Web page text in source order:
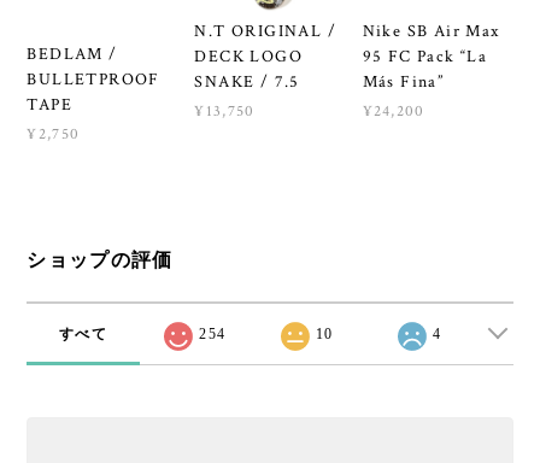
BEDLAM /
BULLETPROOF
TAPE
¥2,750
N.T ORIGINAL /
DECK LOGO
SNAKE / 7.5
¥13,750
Nike SB Air Max
95 FC Pack “La
Más Fina”
¥24,200
ショップの評価
すべて 254 10 4